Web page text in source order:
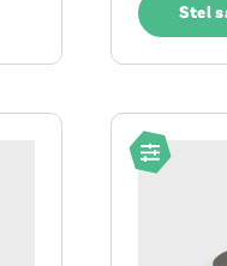
Stel